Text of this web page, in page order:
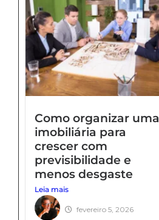
Como organizar uma
imobiliária para
crescer com
previsibilidade e
menos desgaste
Leia mais
fevereiro 5, 2026